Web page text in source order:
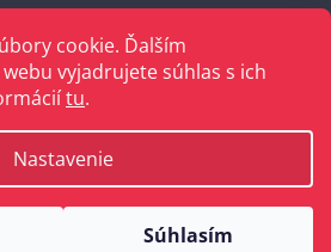
cookie. Ďalším
vyjadrujete súhlas s ich
tu.
Nastavenie
Súhlasím
. Všetky práva vyhradené.